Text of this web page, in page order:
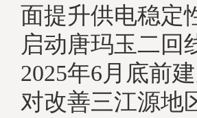
面提升供电稳定
启动唐玛玉二回
2025年6月底前
对改善三江源地